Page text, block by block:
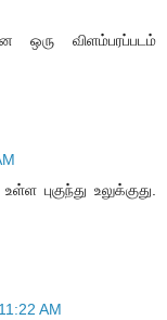
விளம்பரப்படம்
புகுந்து உலுக்குது.
AM